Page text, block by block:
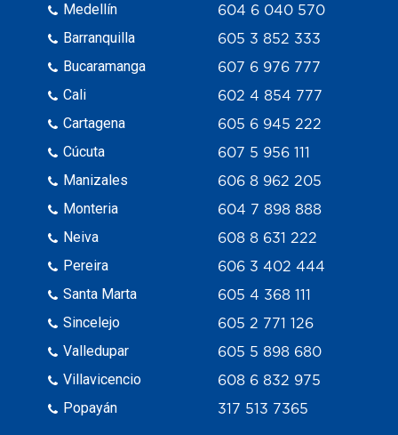
Medellín
Barranquilla
Bucaramanga
Cali
Cartagena
Cúcuta
Manizales
Monteria
Neiva
Pereira
Santa Marta
Sincelejo
Valledupar
Villavicencio
Popayán
604 6 040 570
605 3 852 333
607 6 976 777
602 4 854 777
605 6 945 222
607 5 956 111
606 8 962 205
604 7 898 888
608 8 631 222
606 3 402 444
605 4 368 111
605 2 771 126
605 5 898 680
608 6 832 975
317 513 7365